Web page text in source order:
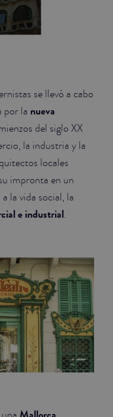
se llevó a cabo
por la nueva
del siglo XX
la industria y la
locales
impronta en un
la vida social, la
e industrial.